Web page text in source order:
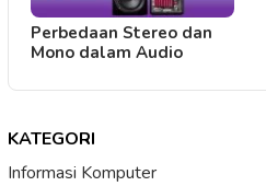
Perbedaan Stereo dan
Mono dalam Audio
KATEGORI
Informasi Komputer